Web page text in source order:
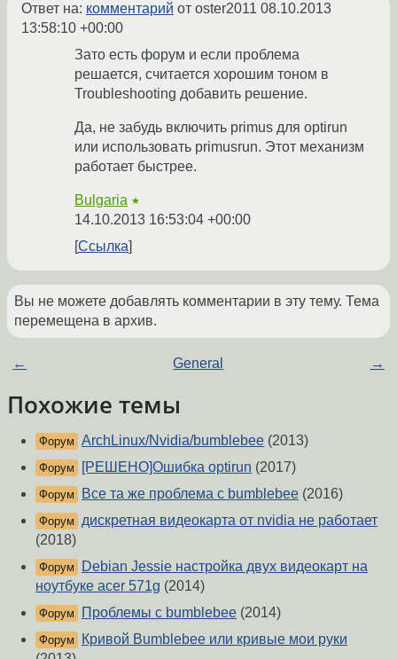
Ответ на: комментарий от oster2011 08.10.2013
13:58:10 +00:00
Зато есть форум и если проблема
решается, считается хорошим тоном в
Troubleshooting добавить решение.
Да, не забудь включить primus для optirun
или использовать primusrun. Этот механизм
работает быстрее.
Bulgaria ★
14.10.2013 16:53:04 +00:00
Ссылка
Вы не можете добавлять комментарии в эту тему. Тема
перемещена в архив.
← General →
Похожие темы
Форум ArchLinux/Nvidia/bumblebee (2013)
Форум [РЕШЕНО]Ошибка optirun (2017)
Форум Все та же проблема с bumblebee (2016)
Форум
дискретная видеокарта от nvidia не работает
(2018)
Форум
Debian Jessie настройка двух видеокарт на
ноутбуке acer 571g (2014)
Форум Проблемы с bumblebee (2014)
Форум
Кривой Bumblebee или кривые мои руки